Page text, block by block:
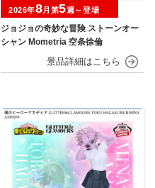
ジョジョの奇妙な冒険 ストーンオー
シャン Mometria 空条徐倫
2026年8月第5週～登場